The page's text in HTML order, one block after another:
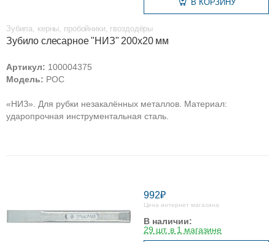
В КОРЗИНУ
Зубила, керны, пробойники, гвоздодёры
Зубило слесарное "НИЗ" 200х20 мм
Артикул: 100004375
Модель: РОС
«НИЗ». Для рубки незакалённых металлов. Материал:
ударопрочная инструментальная сталь.
992₽
Цена интернет магазина
В наличии:
29 шт. в 1 магазине